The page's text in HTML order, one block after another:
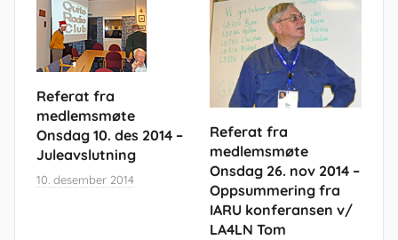
Referat fra
medlemsmøte
Onsdag 10. des 2014 –
Juleavslutning
10. desember 2014
Referat fra
medlemsmøte
Onsdag 26. nov 2014 –
Oppsummering fra
IARU konferansen v/
LA4LN Tom